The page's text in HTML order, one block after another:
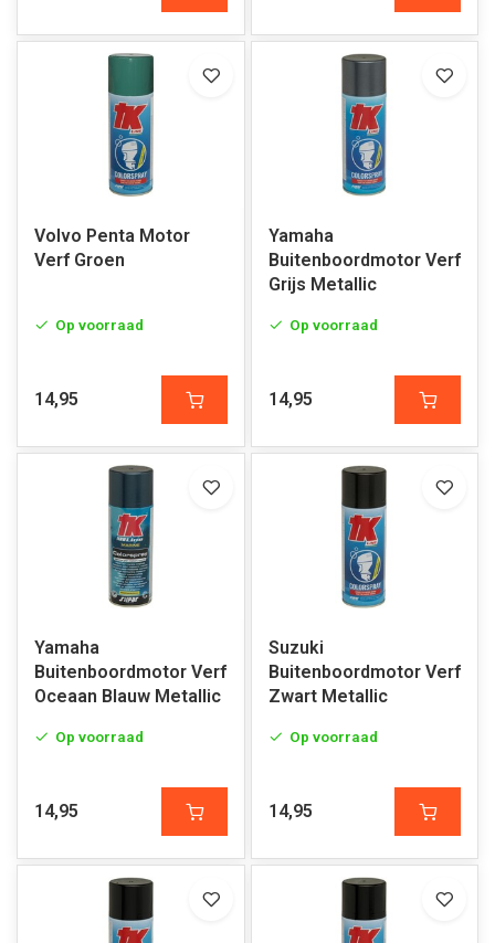
Volvo Penta Motor
Verf Groen
Op voorraad
14,95
Yamaha
Buitenboordmotor Verf
Grijs Metallic
Op voorraad
14,95
Yamaha
Buitenboordmotor Verf
Oceaan Blauw Metallic
Op voorraad
14,95
Suzuki
Buitenboordmotor Verf
Zwart Metallic
Op voorraad
14,95